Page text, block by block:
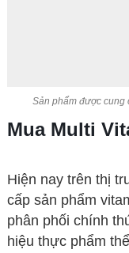
Sản phẩm được cung
Mua Multi
Hiện nay trên thị
cấp sản phẩm
phân phối chính
hiệu thực phẩm